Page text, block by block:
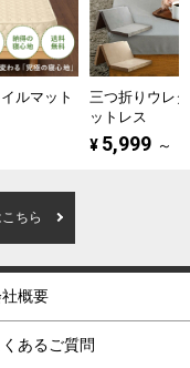
ルマット
三つ折りウレ
ットレス
¥ 5,999 ～
ちら
概要
くあるご質問